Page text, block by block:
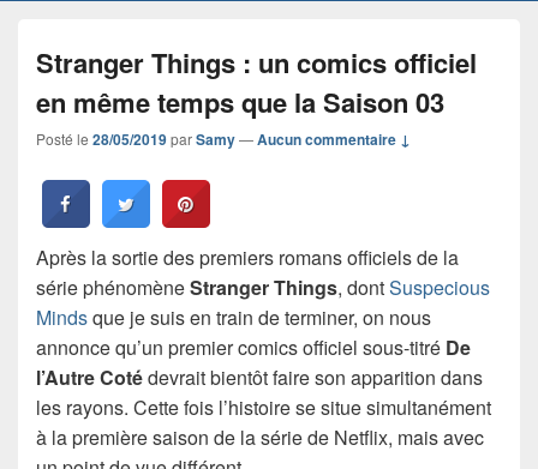
Stranger Things : un comics officiel
en même temps que la Saison 03
Posté le 28/05/2019parSamy—Aucun commentaire ↓
Après la sortie des premiers romans officiels de la
série phénomèneStranger Things, dontSuspecious
Mindsque je suis en train de terminer, on nous
annonce qu’un premier comics officiel sous-titré De
l’Autre Cotédevrait bientôt faire son apparition dans
les rayons. Cette fois l’histoire se situe simultanément
à la première saison de la série de Netflix, mais avec